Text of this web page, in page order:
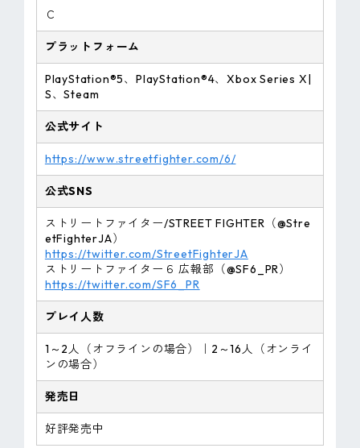
Ｃ
プラットフォーム
PlayStation®5、PlayStation®4、Xbox Series X|
S、Steam
公式サイト
https://www.streetfighter.com/6/
公式SNS
ストリートファイター/STREET FIGHTER（@Stre
etFighterJA）
https://twitter.com/StreetFighterJA
ストリートファイター６ 広報部（@SF6_PR）
https://twitter.com/SF6_PR
プレイ人数
1～2人（オフラインの場合）｜2～16人（オンライ
ンの場合）
発売日
好評発売中